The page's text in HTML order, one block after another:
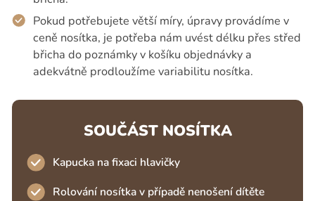
Pokud potřebujete větší míry, úpravy provádíme v
ceně nosítka, je potřeba nám uvést délku přes střed
břicha do poznámky v košíku objednávky a
adekvátně prodloužíme variabilitu nosítka.
SOUČÁST NOSÍTKA
Kapucka na fixaci hlavičky
Rolování nosítka v případě nenošení dítěte